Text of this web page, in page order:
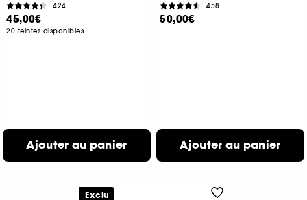
424
45,00€
20 teintes disponibles
Ajouter au panier
458
50,00€
Ajouter au panier
Exclu